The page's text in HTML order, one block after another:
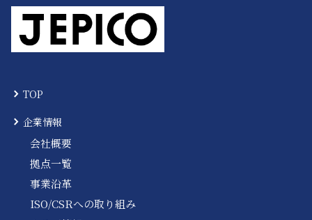
TOP
企業情報
会社概要
拠点一覧
事業沿革
ISO/CSRへの取り組み